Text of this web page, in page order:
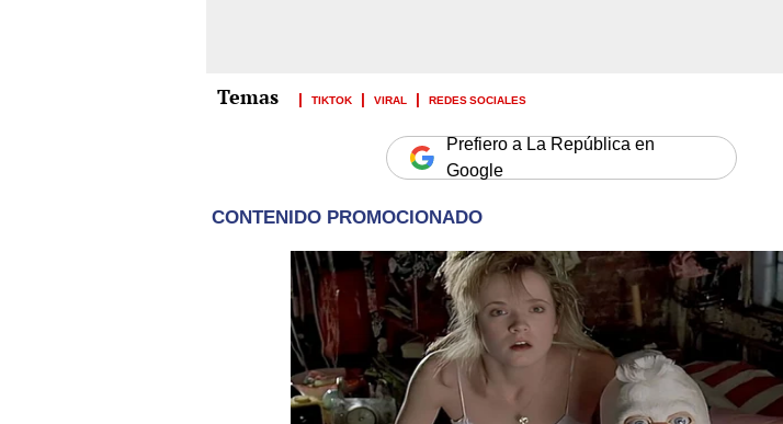
TIKTOK VIRAL REDES SOCIALES
Prefiero a La República en
Google